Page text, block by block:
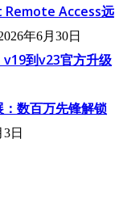
Remote Access远
年6月30日
到v23官方升级
数百万先锋解锁
日